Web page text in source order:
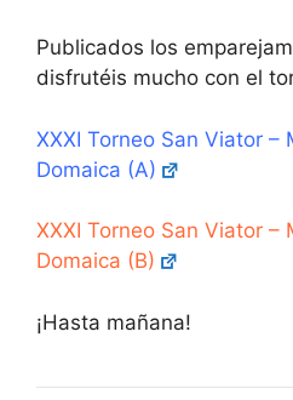
Publicados los
disfrutéis mucho con el
XXXI Torneo San Viator –
Domaica (A)
XXXI Torneo San Viator –
Domaica (B)
¡Hasta mañana!